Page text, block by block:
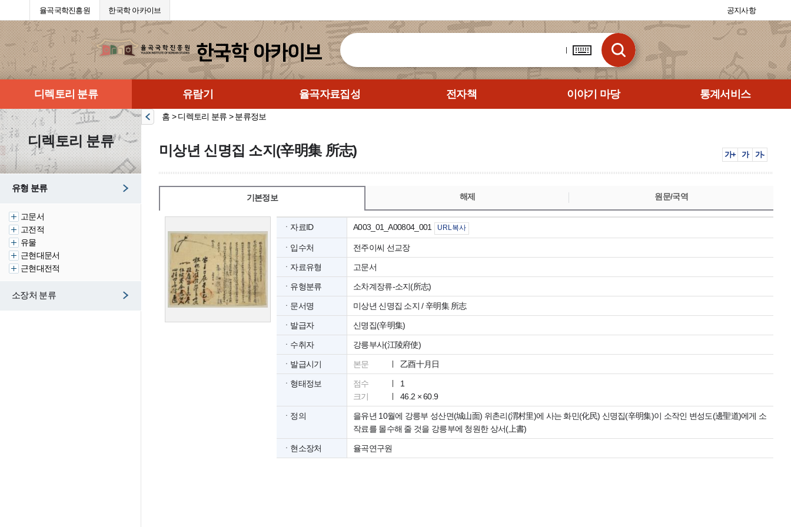
율곡국학진흥원 한국학 아카이브 공지사항
디렉토리 분류 유람기 율곡자료집성 전자책 이야기 마당 통계서비스
디렉토리 분류
유형 분류
고문서
고전적
유물
근현대문서
근현대전적
소장처 분류
홈 > 디렉토리 분류 > 분류정보
미상년 신명집 소지(辛明集 所志) 가+ 가 가-
기본정보 해제 원문/국역
ㆍ자료ID A003_01_A00804_001 URL복사
ㆍ입수처 전주이씨 선교장
ㆍ자료유형 고문서
ㆍ유형분류 소차계장류-소지(所志)
ㆍ문서명 미상년 신명집 소지 / 辛明集 所志
ㆍ발급자 신명집(辛明集)
ㆍ수취자 강릉부사(江陵府使)
ㆍ발급시기 본문 乙酉十月日
ㆍ형태정보 점수
1
크기
46.2 × 60.9
ㆍ정의
을유년 10월에 강릉부 성산면(城山面) 위촌리(渭村里)에 사는 화민(化民) 신명집(辛明集)이 소작인 변성도(邊聖道)에게 소
작료를 몰수해 줄 것을 강릉부에 청원한 상서(上書)
ㆍ현소장처 율곡연구원